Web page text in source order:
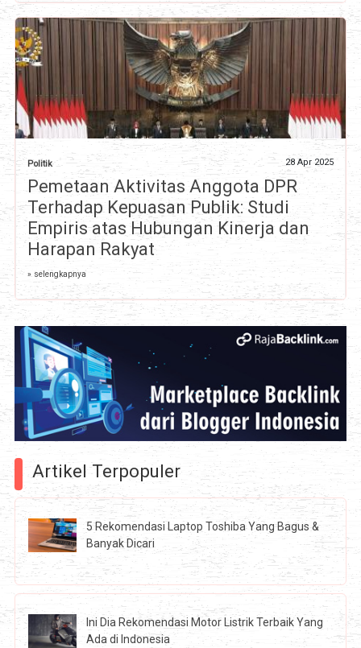
Politik 28 Apr 2025
Pemetaan Aktivitas Anggota DPR
Terhadap Kepuasan Publik: Studi
Empiris atas Hubungan Kinerja dan
Harapan Rakyat
» selengkapnya
Artikel Terpopuler
5 Rekomendasi Laptop Toshiba Yang Bagus &
Banyak Dicari
Ini Dia Rekomendasi Motor Listrik Terbaik Yang
Ada di Indonesia